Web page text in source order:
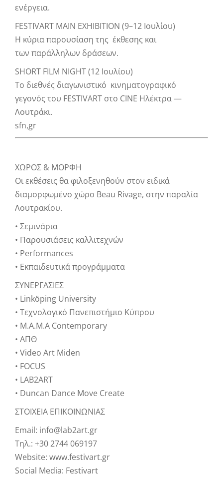
ενέργεια.
FESTIVART MAIN EXHIBITION (9–12 Ιουλίου)
Η κύρια παρουσίαση της έκθεσης και
των παράλληλων δράσεων.
SHORT FILM NIGHT (12 Ιουλίου)
Το διεθνές διαγωνιστικό κινηματογραφικό
γεγονός του FESTIVART στο CINE Ηλέκτρα —
Λουτράκι.
sfn,gr
ΧΩΡΟΣ & ΜΟΡΦΗ
Οι εκθέσεις θα φιλοξενηθούν στον ειδικά
διαμορφωμένο χώρο Beau Rivage, στην παραλία
Λουτρακίου.
• Σεμινάρια
• Παρουσιάσεις καλλιτεχνών
• Performances
• Εκπαιδευτικά προγράμματα
ΣΥΝΕΡΓΑΣΙΕΣ
• Linköping University
• Τεχνολογικό Πανεπιστήμιο Κύπρου
• M.A.M.A Contemporary
• ΑΠΘ
• Video Art Miden
• FOCUS
• LAB2ART
• Duncan Dance Move Create
ΣΤΟΙΧΕΙΑ ΕΠΙΚΟΙΝΩΝΙΑΣ
Email: info@lab2art.gr
Τηλ.: +30 2744 069197
Website: www.festivart.gr
Social Media: Festivart